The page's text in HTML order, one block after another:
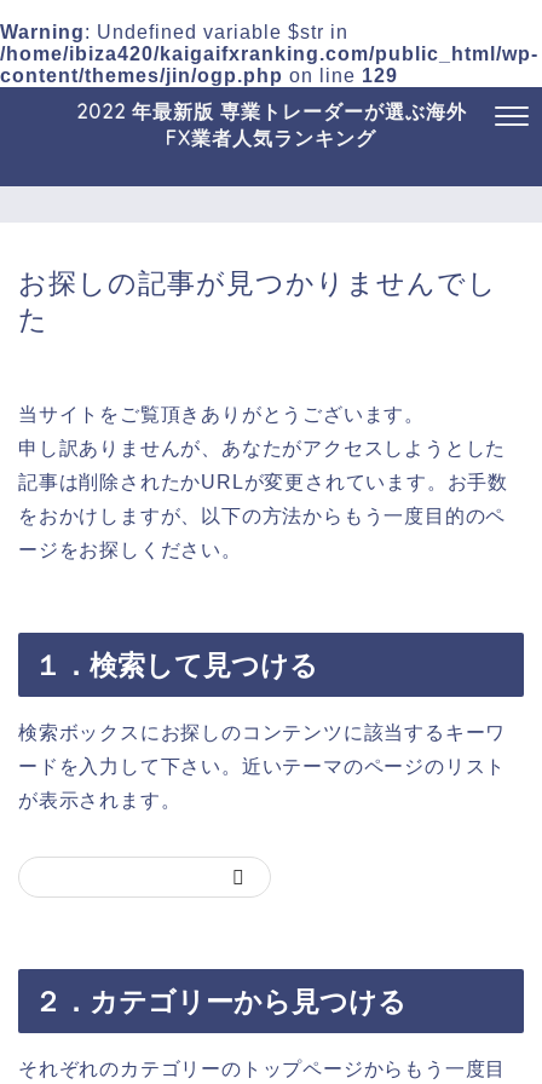
Warning: Undefined variable $str in
/home/ibiza420/kaigaifxranking.com/public_html/wp-
content/themes/jin/ogp.php on line 129
2022 年最新版 専業トレーダーが選ぶ海外
FX業者人気ランキング
お探しの記事が見つかりませんでし
た
当サイトをご覧頂きありがとうございます。
申し訳ありませんが、あなたがアクセスしようとした
記事は削除されたかURLが変更されています。お手数
をおかけしますが、以下の方法からもう一度目的のペ
ージをお探しください。
１．検索して見つける
検索ボックスにお探しのコンテンツに該当するキーワ
ードを入力して下さい。近いテーマのページのリスト
が表示されます。
２．カテゴリーから見つける
それぞれのカテゴリーのトップページからもう一度目